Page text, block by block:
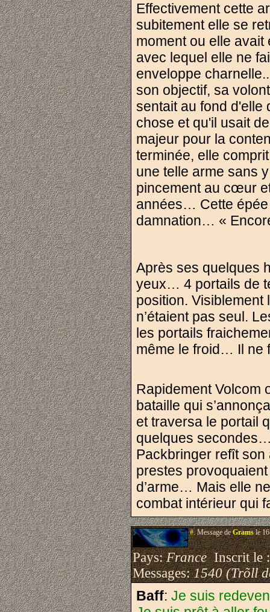
Effectivement cette
subitement elle se
moment ou elle
avec lequel elle ne
enveloppe
son objectif, sa
sentait au fond d'elle
chose et qu'il usait
majeur pour la
terminée, elle
une telle arme sans
pincement au cœur
années… Cette épée
damnation… «
Après ses quelques
yeux… 4 portails de
position.
n’étaient pas seul.
les portails
même le froid… Il ne
Rapidement Volcom
bataille qui
et traversa le portail
quelques
Packbringer refît son
prestes
d’arme… Mais elle
combat intérieur qui
#.Message deGramsle
Pays:FranceInscrit le
Messages:1540 (Trõll
Baff: Je suis